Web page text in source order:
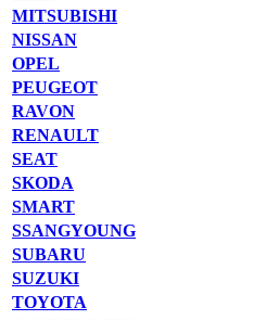
MITSUBISHI
NISSAN
OPEL
PEUGEOT
RAVON
RENAULT
SEAT
SKODA
SMART
SSANGYOUNG
SUBARU
SUZUKI
TOYOTA